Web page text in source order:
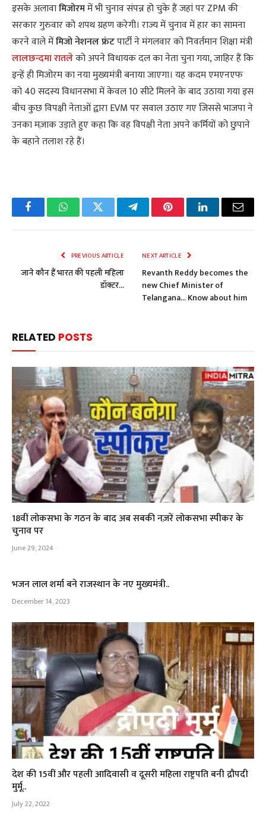
इसके अलावामिजोरममें भी चुनाव संपन्न हो चुके हैं जहां पर ZPM की
सरकार गुरुवार को शपथ ग्रहण करेगी। राज्य में चुनाव में हार का सामना
करने वाले मेंमिजो नेशनल फ्रंटपार्टी ने मंगलवार को निवर्तमान शिक्षा मंत्री
लालछन्दमा रातलेको अपने विधायक दल का नेता चुना गया, जाहिर हैं कि
इन्हें ही मिजोरम का नया मुख्यमंत्री बनाया जाएगा। यह कदम एमएनएफ
को 40 सदस्य विधानसभा में केवल 10 सीटे मिलने के बाद उठाया गया इस
बीच कुछ विपक्षी नेताओं द्वारा EVM पर सवाल उठाए गए जिससे भाजपा ने
उनका मज़ाक उड़ाते हुए कहा कि वह विपक्षी नेता अपने कर्मियों को छुपाने
के बहाने तलाश रहे हैं।
FacebookWhatsAppTwitter TelegramPinterestLinkedInEmail
PREVIOUS ARTICLE
जाने कौन हैं भारत की पहली महिला
डॉक्टर…
NEXT ARTICLE
Revanth Reddy becomes the
new Chief Minister of
Telangana… Know about him
RELATED POSTS
18वीं लोकसभा के गठन के बाद अब सबकी नज़रें लोकसभा स्पीकर के
चुनाव पर
June 29, 2024
भजन लाल शर्मा बने राजस्थान के नए मुख्यमंत्री..
December 14, 2023
देश की 15वीं और पहली आदिवासी व दूसरी महिला राष्ट्रपति बनी द्रौपदी
मुर्मू..
July 22, 2022